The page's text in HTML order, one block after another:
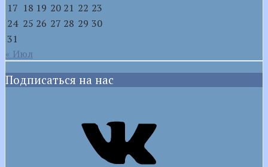
17 18 19 20 21 22 23
24 25 26 27 28 29 30
31
« Июл
Подписаться на нас